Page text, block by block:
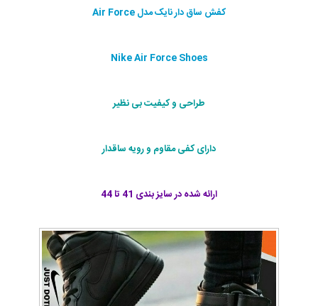
کفش ساق دار نایک مدل Air Force
Nike Air Force Shoes
طراحی و کیفیت بی نظیر
دارای کفی مقاوم ورویه ساقدار
ارائه شده در سايز بندی 41 تا 44